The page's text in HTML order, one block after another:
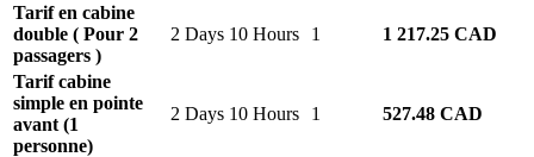
Tarif en cabine
double ( Pour 2
passagers )
2 Days 10 Hours 1 1 217.25 CAD
Tarif cabine
simple en pointe
avant (1
personne)
2 Days 10 Hours 1 527.48 CAD